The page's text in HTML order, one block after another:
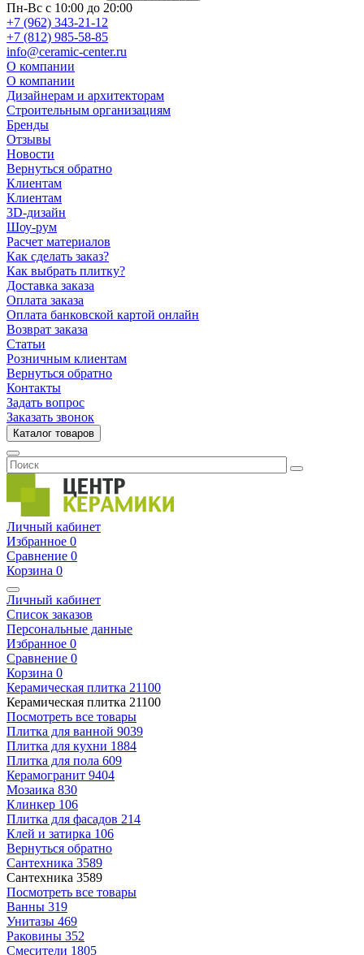
Пн-Вс с 10:00 до 20:00
+7 (962) 343-21-12
+7 (812) 985-58-85
info@ceramic-center.ru
О компании
О компании
Дизайнерам и архитекторам
Строительным организациям
Бренды
Отзывы
Новости
Вернуться обратно
Клиентам
Клиентам
3D-дизайн
Шоу-рум
Расчет материалов
Как сделать заказ?
Как выбрать плитку?
Доставка заказа
Оплата заказа
Оплата банковской картой онлайн
Возврат заказа
Статьи
Розничным клиентам
Вернуться обратно
Контакты
Задать вопрос
Заказать звонок
Каталог товаров
Личный кабинет
Избранное 0
Сравнение 0
Корзина 0
Личный кабинет
Список заказов
Персональные данные
Избранное 0
Сравнение 0
Корзина 0
Керамическая плитка 21100
Керамическая плитка 21100
Посмотреть все товары
Плитка для ванной 9039
Плитка для кухни 1884
Плитка для пола 609
Керамогранит 9404
Мозаика 830
Клинкер 106
Плитка для фасадов 214
Клей и затирка 106
Вернуться обратно
Сантехника 3589
Сантехника 3589
Посмотреть все товары
Ванны 319
Унитазы 469
Раковины 352
Смесители 1805